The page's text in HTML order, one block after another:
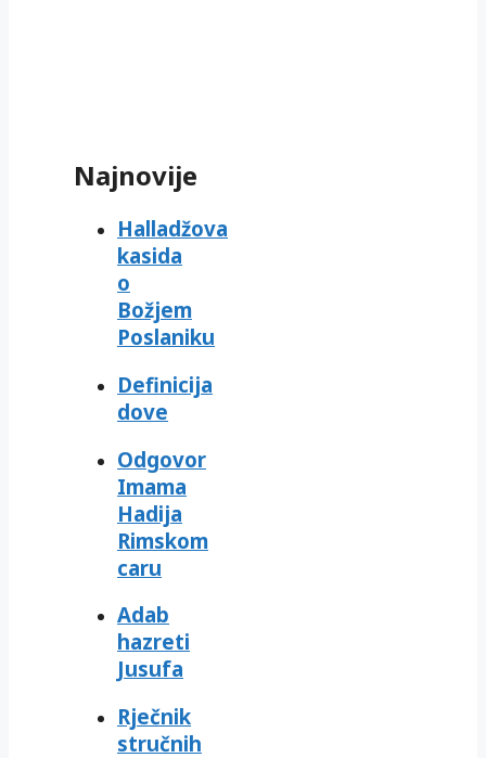
Najnovije
Halladžova
kasida
o
Božjem
Poslaniku
Definicija
dove
Odgovor
Imama
Hadija
Rimskom
caru
Adab
hazreti
Jusufa
Rječnik
stručnih